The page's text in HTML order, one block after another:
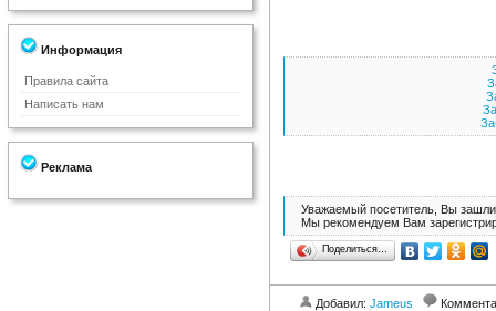
Информация
Правила сайта
Написать нам
Реклама
Уважаемый посетитель, Вы зашли
Мы рекомендуем Вам
Поделиться…
Добавил: Jameus